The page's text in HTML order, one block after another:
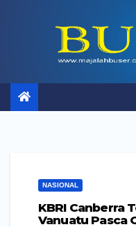
NASIONAL
KBRI Canberra
Vanuatu Pasca